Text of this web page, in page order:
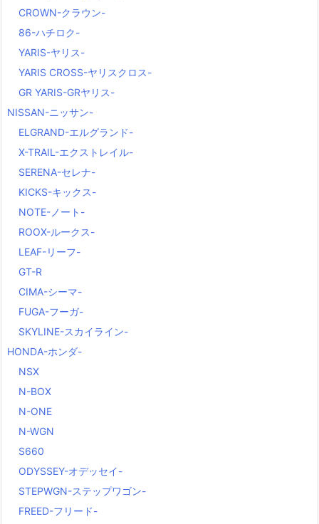
CROWN-クラウン-
86-ハチロク-
YARIS-ヤリス-
YARIS CROSS-ヤリスクロス-
GR YARIS-GRヤリス-
NISSAN-ニッサン-
ELGRAND-エルグランド-
X-TRAIL-エクストレイル-
SERENA-セレナ-
KICKS-キックス-
NOTE-ノート-
ROOX-ルークス-
LEAF-リーフ-
GT-R
CIMA-シーマ-
FUGA-フーガ-
SKYLINE-スカイライン-
HONDA-ホンダ-
NSX
N-BOX
N-ONE
N-WGN
S660
ODYSSEY-オデッセイ-
STEPWGN-ステップワゴン-
FREED-フリード-